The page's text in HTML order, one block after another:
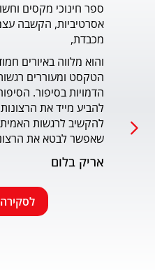
ספר חינוכי מקסים
אסרטיביות, הקשבה
מכבדת,
ורגשית בגובה
אריק בלום